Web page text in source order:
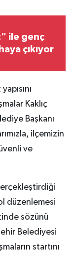
ile genç
çıkıyor
Kaklıç
Başkanı
ilçemizin
ve
düzenlemesi
sözünü
Belediyesi
startını